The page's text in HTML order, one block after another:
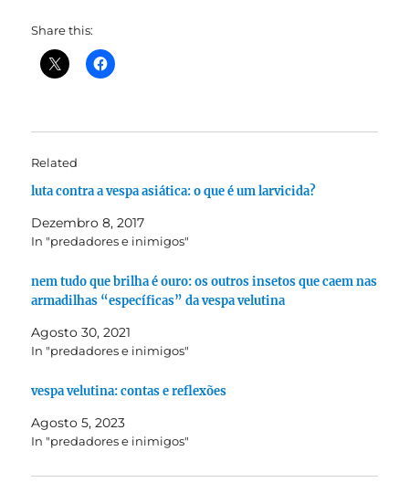
Share this:
Related
luta contra a vespa asiática: o que é um larvicida?
Dezembro 8, 2017
In "predadores e inimigos"
nem tudo que brilha é ouro: os outros insetos que caem nas
armadilhas “específicas” da vespa velutina
Agosto 30, 2021
In "predadores e inimigos"
vespa velutina: contas e reflexões
Agosto 5, 2023
In "predadores e inimigos"